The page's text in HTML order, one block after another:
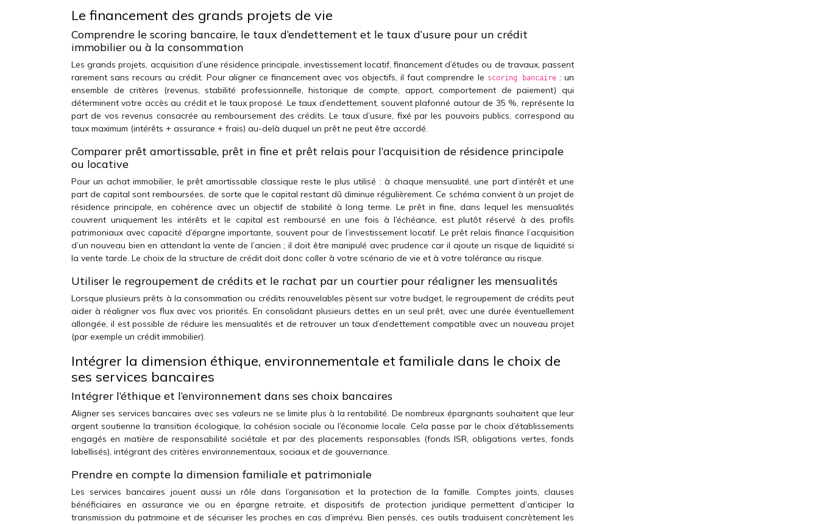
Le financement des grands projets de vie
Comprendre le scoring bancaire, le taux d’endettement et le taux d’usure pour un crédit
immobilier ou à la consommation
Les grands projets, acquisition d’une résidence principale, investissement locatif, financement d’études ou de travaux, passent
rarement sans recours au crédit. Pour aligner ce financement avec vos objectifs, il faut comprendre le scoring bancaire: un
ensemble de critères (revenus, stabilité professionnelle, historique de compte, apport, comportement de paiement) qui
déterminent votre accès au crédit et le taux proposé. Le taux d’endettement, souvent plafonné autour de 35 %, représente la
part de vos revenus consacrée au remboursement des crédits. Le taux d’usure, fixé par les pouvoirs publics, correspond au
taux maximum (intérêts + assurance + frais) au-delà duquel un prêt ne peut être accordé.
Comparer prêt amortissable, prêt in fine et prêt relais pour l’acquisition de résidence principale
ou locative
Pour un achat immobilier, le prêt amortissable classique reste le plus utilisé : à chaque mensualité, une part d’intérêt et une
part de capital sont remboursées, de sorte que le capital restant dû diminue régulièrement. Ce schéma convient à un projet de
résidence principale, en cohérence avec un objectif de stabilité à long terme. Le prêt in fine, dans lequel les mensualités
couvrent uniquement les intérêts et le capital est remboursé en une fois à l’échéance, est plutôt réservé à des profils
patrimoniaux avec capacité d’épargne importante, souvent pour de l’investissement locatif. Le prêt relais finance l’acquisition
d’un nouveau bien en attendant la vente de l’ancien ; il doit être manipulé avec prudence car il ajoute un risque de liquidité si
la vente tarde. Le choix de la structure de crédit doit donc coller à votre scénario de vie et à votre tolérance au risque.
Utiliser le regroupement de crédits et le rachat par un courtier pour réaligner les mensualités
Lorsque plusieurs prêts à la consommation ou crédits renouvelables pèsent sur votre budget, le regroupement de crédits peut
aider à réaligner vos flux avec vos priorités. En consolidant plusieurs dettes en un seul prêt, avec une durée éventuellement
allongée, il est possible de réduire les mensualités et de retrouver un taux d’endettement compatible avec un nouveau projet
(par exemple un crédit immobilier).
Intégrer la dimension éthique, environnementale et familiale dans le choix de
ses services bancaires
Intégrer l’éthique et l’environnement dans ses choix bancaires
Aligner ses services bancaires avec ses valeurs ne se limite plus à la rentabilité. De nombreux épargnants souhaitent que leur
argent soutienne la transition écologique, la cohésion sociale ou l’économie locale. Cela passe par le choix d’établissements
engagés en matière de responsabilité sociétale et par des placements responsables (fonds ISR, obligations vertes, fonds
labellisés), intégrant des critères environnementaux, sociaux et de gouvernance.
Prendre en compte la dimension familiale et patrimoniale
Les services bancaires jouent aussi un rôle dans l’organisation et la protection de la famille. Comptes joints, clauses
bénéficiaires en assurance vie ou en épargne retraite, et dispositifs de protection juridique permettent d’anticiper la
transmission du patrimoine et de sécuriser les proches en cas d’imprévu. Bien pensés, ces outils traduisent concrètement les